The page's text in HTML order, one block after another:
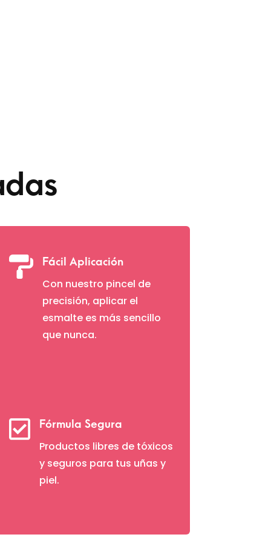
 Fácil Aplicación
Con nuestro pincel de
precisión, aplicar el
esmalte es más sencillo
que nunca.
 Fórmula Segura
Productos libres de tóxicos
y seguros para tus uñas y
piel.